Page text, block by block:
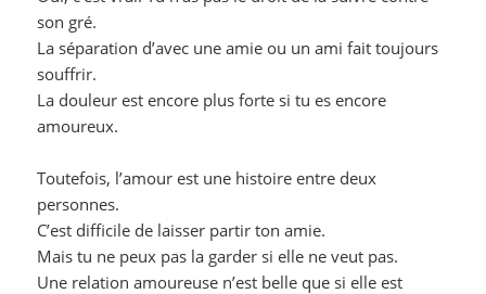
son gré.
La séparation d’avec une amie ou un ami fait toujours
souffrir.
La douleur est encore plus forte si tu es encore
amoureux.
Toutefois, l’amour est une histoire entre deux
personnes.
C’est difficile de laisser partir ton amie.
Mais tu ne peux pas la garder si elle ne veut pas.
Une relation amoureuse n’est belle que si elle est